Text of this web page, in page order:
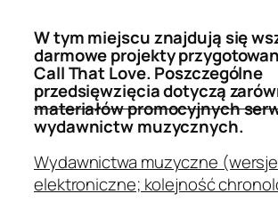
W tym miejscu znajdują się
darmowe projekty
Call That Love. Poszczególne
przedsięwzięcia dotyczą
materiałów promocyjnych
wydawnictw muzycznych.
Wydawnictwa muzyczne (wersje
elektroniczne; kolejność